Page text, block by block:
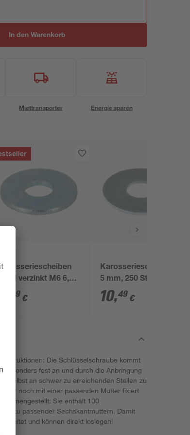
In den Warenkorb
Miettransporter Energie sparen
Stahl verzinkt M6 6,4
mm 50 Stück
39 €
Karosseriescheiben Ø
5 mm, 250 Stück
10,49 €
Die Schlüsselschraube kommt
fest an und durch die Anbringung
selbst an schwer zu erreichenden Stellen zu
nur noch mit einer passenden Mutter fixiert
Sie enthält 100
dazu passender Sechskantmuttern. Damit
und können direkt loslegen!